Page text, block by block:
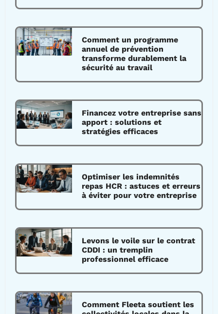
Comment un programme
annuel de prévention
transforme durablement la
sécurité au travail
Financez votre entreprise sans
apport : solutions et
stratégies efficaces
Optimiser les indemnités
repas HCR : astuces et erreurs
à éviter pour votre entreprise
Levons le voile sur le contrat
CDDI : un tremplin
professionnel efficace
Comment Fleeta soutient les